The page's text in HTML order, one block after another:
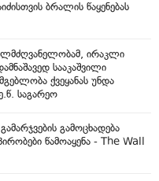
ბრალის წაყენებას
ირაკლი
სააკაშვილი
ქვეყანას უნდა
საგარეო
გამოცხადება
წამოაყენა - The Wall